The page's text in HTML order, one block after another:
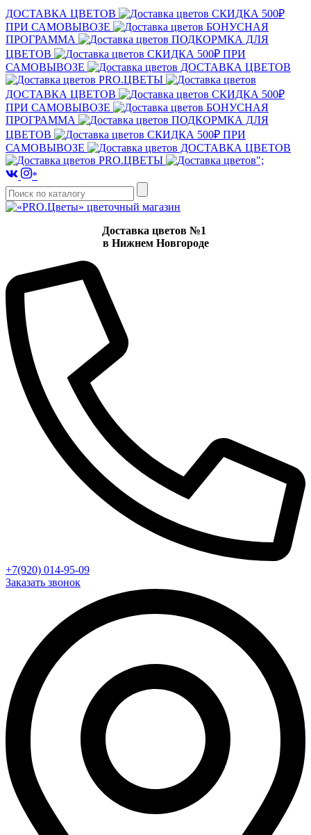
ДОСТАВКА ЦВЕТОВ
СКИДКА 500₽
ПРИ САМОВЫВОЗЕ
БОНУСНАЯ
ПРОГРАММА
ПОДКОРМКА ДЛЯ
ЦВЕТОВ
СКИДКА 500₽ ПРИ
САМОВЫВОЗЕ
ДОСТАВКА ЦВЕТОВ
PRO.ЦВЕТЫ
ДОСТАВКА ЦВЕТОВ
СКИДКА 500₽
ПРИ САМОВЫВОЗЕ
БОНУСНАЯ
ПРОГРАММА
ПОДКОРМКА ДЛЯ
ЦВЕТОВ
СКИДКА 500₽ ПРИ
САМОВЫВОЗЕ
ДОСТАВКА ЦВЕТОВ
PRO.ЦВЕТЫ
";
*
Доставка цветов №1
в Нижнем Новгороде
+7(920) 014-95-09
Заказать звонок